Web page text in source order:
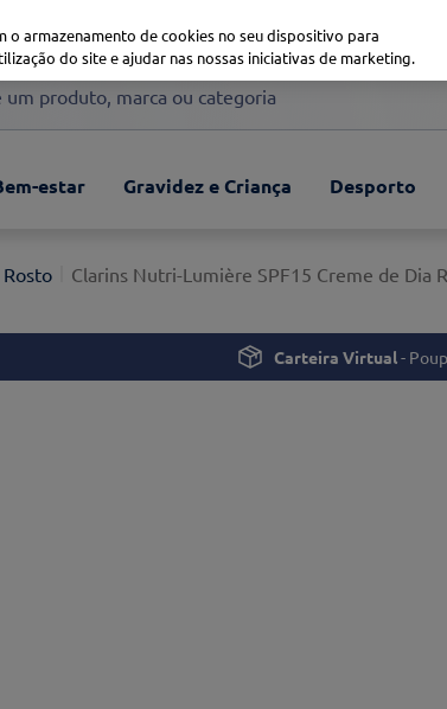
produto, marca ou categoria
estar Gravidez e Criança Desporto
Rosto Clarins Nutri-Lumière SPF15 Creme de Dia
Carteira Virtual-
armazenamento de cookies no seu dispositivo para
do site e ajudar nas nossas iniciativas de marketing.